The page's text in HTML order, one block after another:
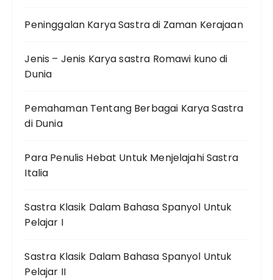
Peninggalan Karya Sastra di Zaman Kerajaan
Jenis – Jenis Karya sastra Romawi kuno di
Dunia
Pemahaman Tentang Berbagai Karya Sastra
di Dunia
Para Penulis Hebat Untuk Menjelajahi Sastra
Italia
Sastra Klasik Dalam Bahasa Spanyol Untuk
Pelajar I
Sastra Klasik Dalam Bahasa Spanyol Untuk
Pelajar II